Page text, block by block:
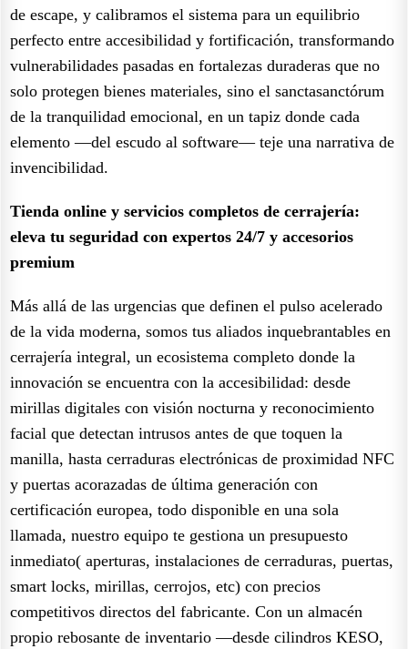
de escape, y calibramos el sistema para un equilibrio
perfecto entre accesibilidad y fortificación, transformando
vulnerabilidades pasadas en fortalezas duraderas que no
solo protegen bienes materiales, sino el sanctasanctórum
de la tranquilidad emocional, en un tapiz donde cada
elemento —del escudo al software— teje una narrativa de
invencibilidad.
Tienda online y servicios completos de cerrajería:
eleva tu seguridad con expertos 24/7 y accesorios
premium
Más allá de las urgencias que definen el pulso acelerado
de la vida moderna, somos tus aliados inquebrantables en
cerrajería integral, un ecosistema completo donde la
innovación se encuentra con la accesibilidad: desde
mirillas digitales con visión nocturna y reconocimiento
facial que detectan intrusos antes de que toquen la
manilla, hasta cerraduras electrónicas de proximidad NFC
y puertas acorazadas de última generación con
certificación europea, todo disponible en una sola
llamada, nuestro equipo te gestiona un presupuesto
inmediato( aperturas, instalaciones de cerraduras, puertas,
smart locks, mirillas, cerrojos, etc) con precios
competitivos directos del fabricante. Con un almacén
propio rebosante de inventario —desde cilindros KESO,